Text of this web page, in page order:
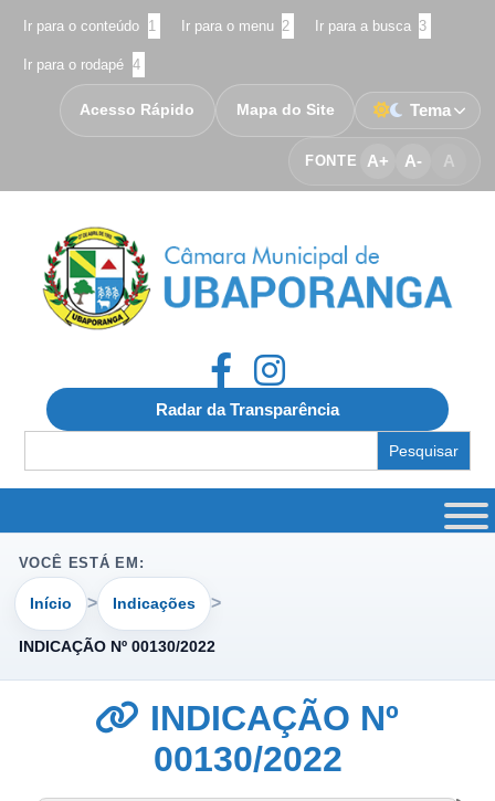
Ir para o conteúdo 1 Ir para o menu 2 Ir para a busca 3
Ir para o rodapé 4
FONTE A+ A- A
Acesso Rápido Mapa do Site Tema
Radar da Transparência
for:
VOCÊ ESTÁ EM:
Início Indicações
INDICAÇÃO Nº 00130/2022
INDICAÇÃO Nº
00130/2022